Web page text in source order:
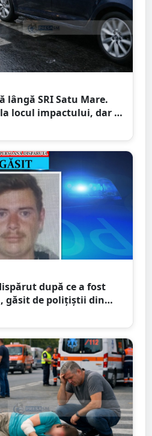
lângă SRI Satu Mare.
locul impactului, dar a
după ce a fost
găsit de polițiștii din